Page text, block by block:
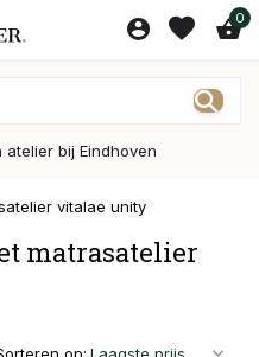
0
bij Eindhoven
vitalae unity
matrasatelier